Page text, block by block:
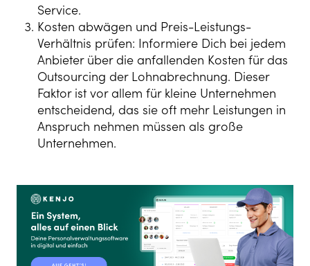
Service.
Kosten abwägen und Preis-Leistungs-
Verhältnis prüfen: Informiere Dich bei jedem
Anbieter über die anfallenden Kosten für das
Outsourcing der Lohnabrechnung. Dieser
Faktor ist vor allem für kleine Unternehmen
entscheidend, das sie oft mehr Leistungen in
Anspruch nehmen müssen als große
Unternehmen.